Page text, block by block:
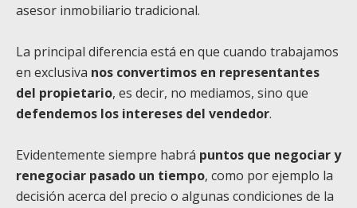
asesor inmobiliario tradicional.
La principal diferencia está en que cuando trabajamos
en exclusiva nos convertimos en representantes
del propietario, es decir, no mediamos, sino que
defendemos los intereses del vendedor.
Evidentemente siempre habrá puntos que negociar y
renegociar pasado un tiempo, como por ejemplo la
decisión acerca del precio o algunas condiciones de la